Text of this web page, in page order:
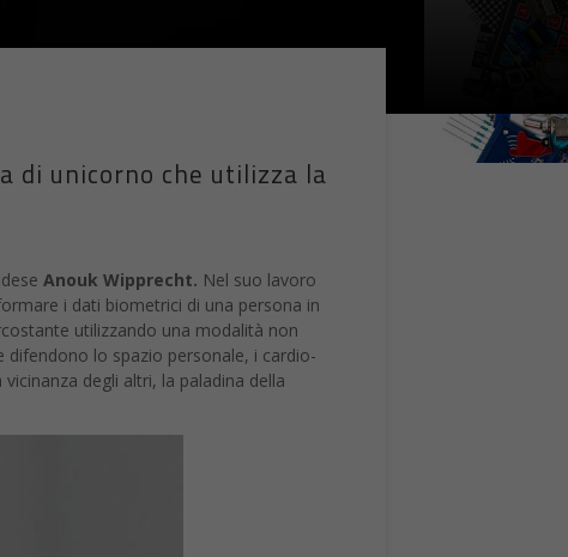
di unicorno che utilizza la
Anouk Wipprecht. Nel suo lavoro
i dati biometrici di una persona in
utilizzando una modalità non
difendono lo spazio personale, i cardio-
degli altri, la paladina della